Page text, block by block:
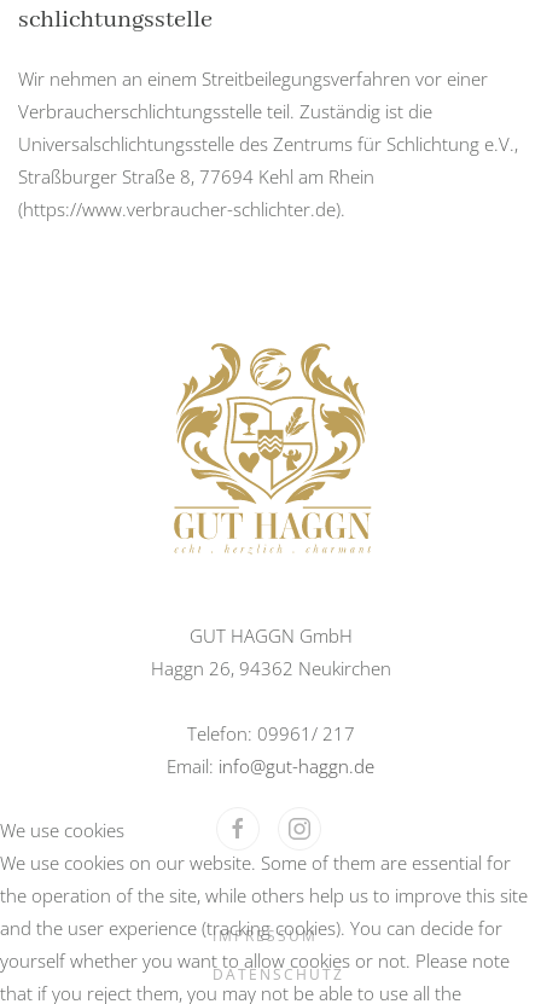
schlichtungs­stelle
Wir nehmen an einem Streitbeilegungsverfahren vor einer
Verbraucherschlichtungsstelle teil. Zuständig ist die
Universalschlichtungsstelle des Zentrums für Schlichtung e.V.,
Straßburger Straße 8, 77694 Kehl am Rhein
(https://www.verbraucher-schlichter.de).
GUT HAGGN GmbH
Haggn 26, 94362 Neukirchen
Telefon: 09961/ 217
Email: info@gut-haggn.de
IMPRESSUM
DATENSCHUTZ
We use cookies
We use cookies on our website. Some of them are essential for
the operation of the site, while others help us to improve this site
and the user experience (tracking cookies). You can decide for
yourself whether you want to allow cookies or not. Please note
that if you reject them, you may not be able to use all the